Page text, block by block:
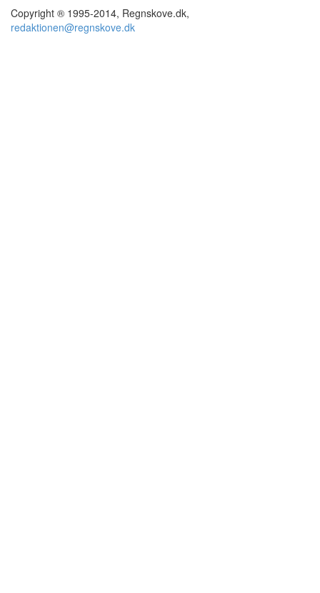
Copyright ® 1995-2014, Regnskove.dk,
redaktionen@regnskove.dk